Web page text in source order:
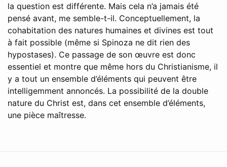
la question est différente. Mais cela n’a jamais été
pensé avant, me semble-t-il. Conceptuellement, la
cohabitation des natures humaines et divines est tout
à fait possible (même si Spinoza ne dit rien des
hypostases). Ce passage de son œuvre est donc
essentiel et montre que même hors du Christianisme, il
y a tout un ensemble d’éléments qui peuvent être
intelligemment annoncés. La possibilité de la double
nature du Christ est, dans cet ensemble d’éléments,
une pièce maîtresse.